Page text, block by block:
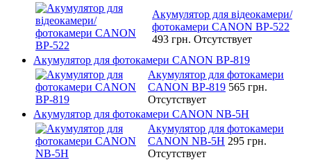
Акумулятор для відеокамери/
фотокамери CANON BP-522
493 грн. Отсутствует
Акумулятор для фотокамери CANON BP-819
Акумулятор для фотокамери
CANON BP-819 565 грн.
Отсутствует
Акумулятор для фотокамери CANON NB-5H
Акумулятор для фотокамери
CANON NB-5H 295 грн.
Отсутствует